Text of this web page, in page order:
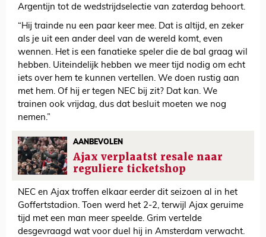
Argentijn tot de wedstrijdselectie van zaterdag behoort.
“Hij trainde nu een paar keer mee. Dat is altijd, en zeker
als je uit een ander deel van de wereld komt, even
wennen. Het is een fanatieke speler die de bal graag wil
hebben. Uiteindelijk hebben we meer tijd nodig om echt
iets over hem te kunnen vertellen. We doen rustig aan
met hem. Of hij er tegen NEC bij zit? Dat kan. We
trainen ook vrijdag, dus dat besluit moeten we nog
nemen.”
AANBEVOLEN
Ajax verplaatst resale naar
reguliere ticketshop
NEC en Ajax troffen elkaar eerder dit seizoen al in het
Goffertstadion. Toen werd het 2-2, terwijl Ajax geruime
tijd met een man meer speelde. Grim vertelde
desgevraagd wat voor duel hij in Amsterdam verwacht.